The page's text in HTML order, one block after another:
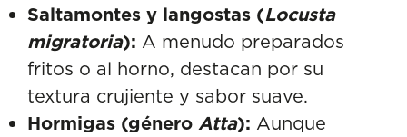
Saltamontes y langostas (Locusta
migratoria): A menudo preparados
fritos o al horno, destacan por su
textura crujiente y sabor suave.
Hormigas (género Atta): Aunque